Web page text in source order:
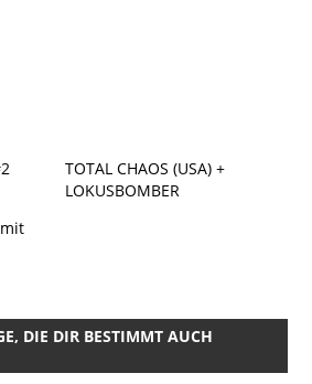
TOTAL CHAOS (USA) +
LOKUSBOMBER
DIE DIR BESTIMMT AUCH